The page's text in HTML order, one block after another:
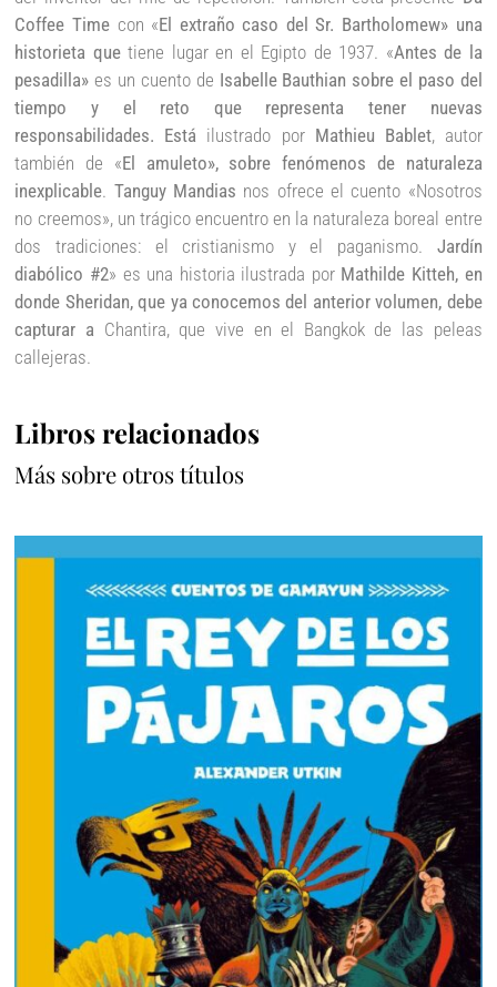
Coffee Time con «El extraño caso del Sr. Bartholomew» una
historieta quetiene lugar en el Egipto de 1937. «Antes de la
pesadilla» es un cuento de Isabelle Bauthian sobre el paso del
tiempo y el reto que representa tener nuevas
responsabilidades. Está ilustrado por Mathieu Bablet, autor
también de «El amuleto», sobre fenómenos de naturaleza
inexplicable. Tanguy Mandias nos ofrece el cuento «Nosotros
no creemos», un trágico encuentro en la naturaleza boreal entre
dos tradiciones: el cristianismo y el paganismo. Jardín
diabólico #2» es una historia ilustrada por Mathilde Kitteh, en
donde Sheridan, que ya conocemos del anterior volumen, debe
capturar a Chantira, que vive en el Bangkok de las peleas
callejeras.
Libros relacionados
Más sobre otros títulos